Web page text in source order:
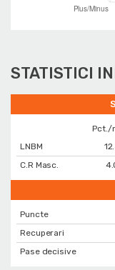
STATISTICI
Pct./
LNBM
C.R Masc.
Puncte
Recuperari
Pase decisive